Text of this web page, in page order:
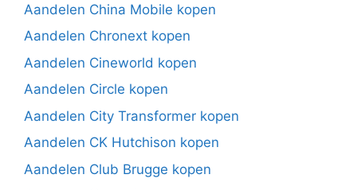
Aandelen China Mobile kopen
Aandelen Chronext kopen
Aandelen Cineworld kopen
Aandelen Circle kopen
Aandelen City Transformer kopen
Aandelen CK Hutchison kopen
Aandelen Club Brugge kopen